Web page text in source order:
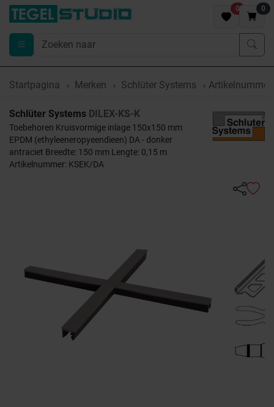
0 0
Startpagina Merken Schlüter Systems Artikelnummer
Schlüter Systems DILEX-KS-K
Toebehoren Kruisvormige inlage 150x150 mm
EPDM (ethyleeneropyeendieen) DA - donker
antraciet Breedte: 150 mm Lengte: 0,15 m
Artikelnummer: KSEK/DA